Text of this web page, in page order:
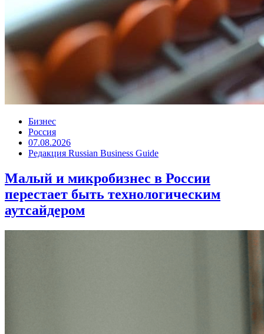
Бизнес
Россия
07.08.2026
Редакция Russian Business Guide
Малый и микробизнес в России
перестает быть технологическим
аутсайдером